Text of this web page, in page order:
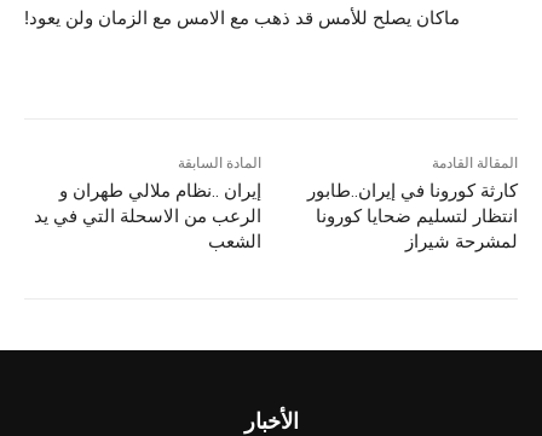
ماکان يصلح للأمس قد ذهب مع الامس مع الزمان ولن يعود!
المادة السابقة
إيران ..نظام ملالي طهران و
الرعب من الاسحلة التي في ید
الشعب
المقالة القادمة
كارثة كورونا في إيران..طابور
انتظار لتسليم ضحايا كورونا
لمشرحة شيراز
الأخبار